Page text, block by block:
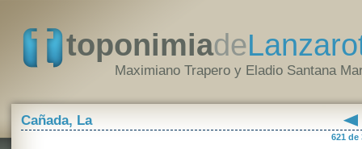
toponimiade
Maximiano Trapero y Eladio Santana
Cañada, La
621 de